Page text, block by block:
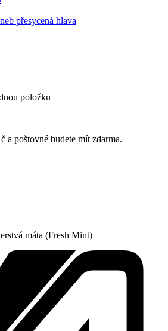
přesycená hlava
položku
a poštovné budete mít zdarma.
máta (Fresh Mint)